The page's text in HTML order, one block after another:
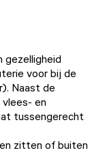
gezelligheid
voor bij de
). Naast de
en
tussengerecht
zitten of buiten